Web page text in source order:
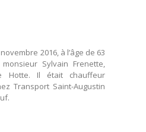
2016, à l’âge de 63
Sylvain Frenette,
Hotte. Il était chauffeur
Transport Saint-Augustin